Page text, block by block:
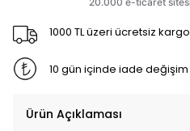
1000 TL üzeri ücretsiz kargo
10 gün içinde iade değişim
Ürün Açıklaması